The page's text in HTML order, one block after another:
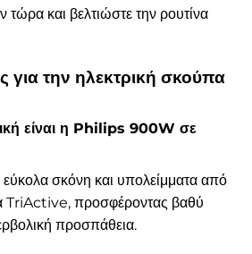
τώρα και βελτιώστε την ρουτίνα
για την ηλεκτρική σκούπα
είναι η Philips 900W σε
σκόνη και υπολείμματα από
TriActive, προσφέροντας βαθύ
προσπάθεια.